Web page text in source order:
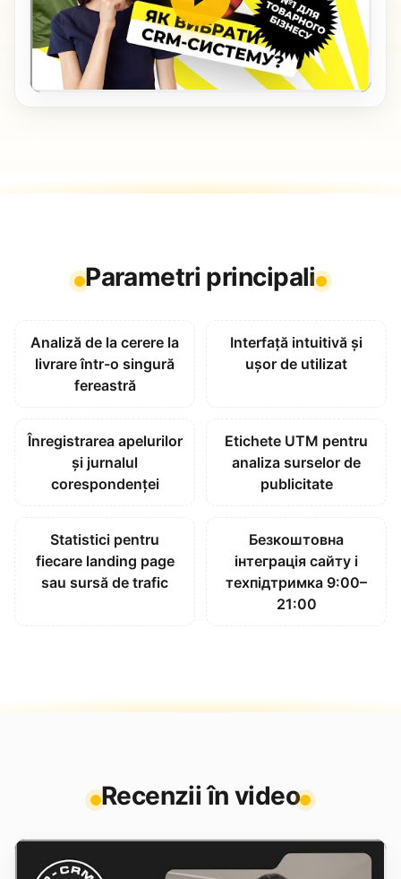
Parametri principali
Analiză de la cerere la
livrare într-o singură
fereastră
Interfață intuitivă și
ușor de utilizat
Înregistrarea apelurilor
și jurnalul
corespondenței
Etichete UTM pentru
analiza surselor de
publicitate
Statistici pentru
fiecare landing page
sau sursă de trafic
Безкоштовна
інтеграція сайту і
техпідтримка 9:00–
21:00
Recenzii în video